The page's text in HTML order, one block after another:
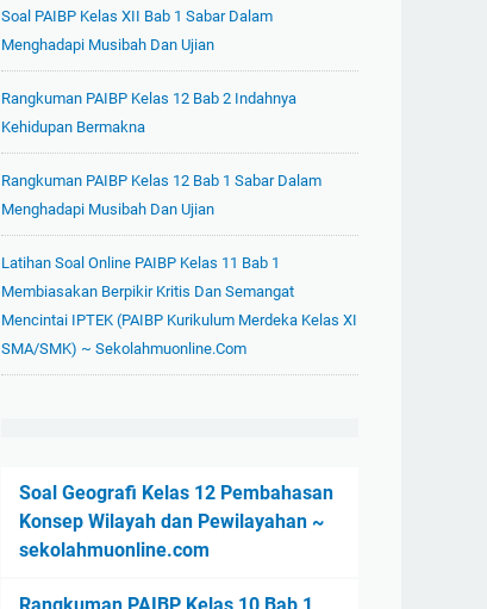
Soal PAIBP Kelas XII Bab 1 Sabar Dalam
Menghadapi Musibah Dan Ujian
Rangkuman PAIBP Kelas 12 Bab 2 Indahnya
Kehidupan Bermakna
Rangkuman PAIBP Kelas 12 Bab 1 Sabar Dalam
Menghadapi Musibah Dan Ujian
Latihan Soal Online PAIBP Kelas 11 Bab 1
Membiasakan Berpikir Kritis Dan Semangat
Mencintai IPTEK (PAIBP Kurikulum Merdeka Kelas XI
SMA/SMK) ~ Sekolahmuonline.com
Soal Geografi Kelas 12 Pembahasan
Konsep Wilayah dan Pewilayahan ~
sekolahmuonline.com